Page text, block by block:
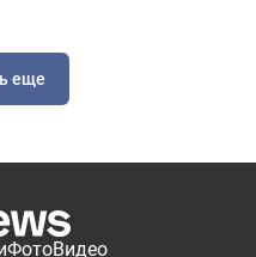
еще
ФотоВидео